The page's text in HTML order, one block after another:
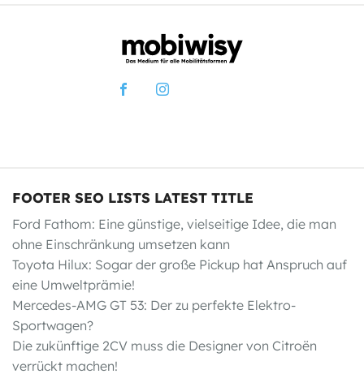
FOOTER SEO LISTS LATEST TITLE
Ford Fathom: Eine günstige, vielseitige Idee, die man
ohne Einschränkung umsetzen kann
Toyota Hilux: Sogar der große Pickup hat Anspruch auf
eine Umweltprämie!
Mercedes-AMG GT 53: Der zu perfekte Elektro-
Sportwagen?
Die zukünftige 2CV muss die Designer von Citroën
verrückt machen!